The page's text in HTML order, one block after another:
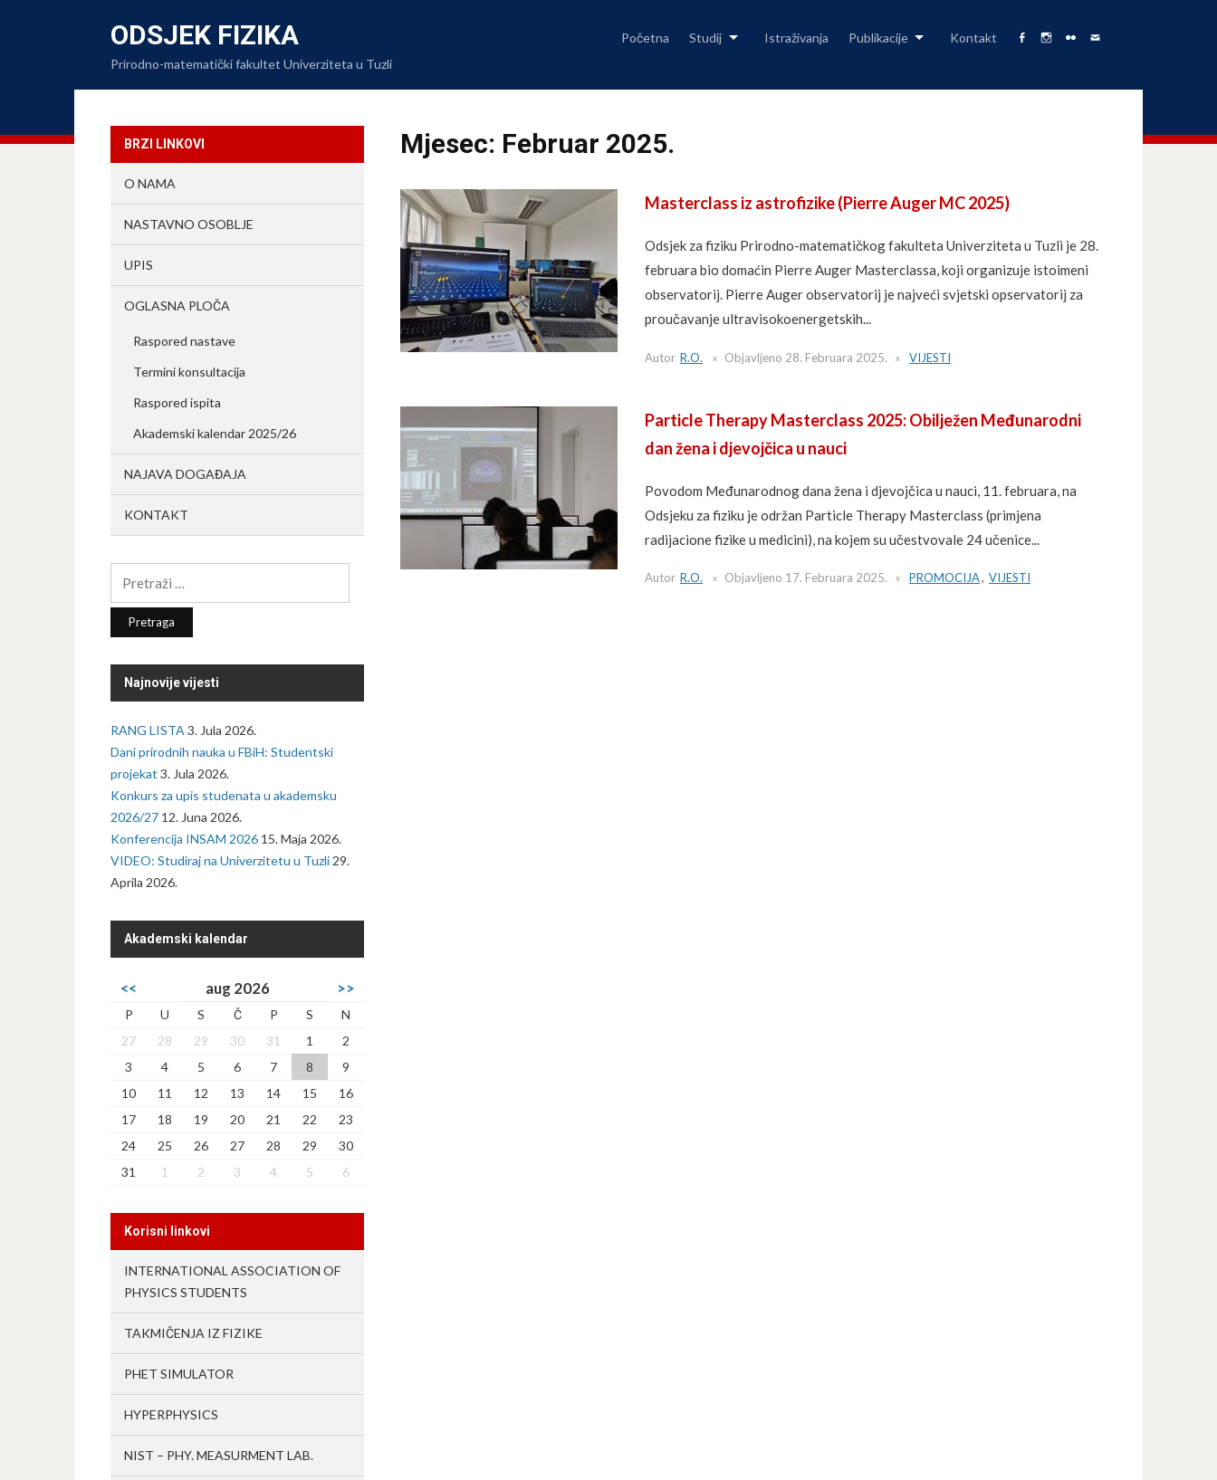
content
ODSJEK FIZIKA
Prirodno-matematički fakultet Univerziteta u Tuzli
Početna Studij Istraživanja Publikacije Kontakt
Mjesec: Februar 2025.
Masterclass iz astrofizike (Pierre Auger MC 2025)
Odsjek za fiziku Prirodno-matematičkog fakulteta Univerziteta u Tuzli je 28.
februara bio domaćin Pierre Auger Masterclassa, koji organizuje istoimeni
observatorij. Pierre Auger observatorij je najveći svjetski opservatorij za
proučavanje ultravisokoenergetskih...
Autor R.O. Objavljeno 28. Februara 2025. VIJESTI
Particle Therapy Masterclass 2025: Obilježen Međunarodni
dan žena i djevojčica u nauci
Povodom Međunarodnog dana žena i djevojčica u nauci, 11. februara, na
Odsjeku za fiziku je održan Particle Therapy Masterclass (primjena
radijacione fizike u medicini), na kojem su učestvovale 24 učenice...
Autor R.O. Objavljeno 17. Februara 2025. PROMOCIJA, VIJESTI
BRZI LINKOVI
O NAMA
NASTAVNO OSOBLJE
UPIS
OGLASNA PLOČA
Raspored nastave
Termini konsultacija
Raspored ispita
Akademski kalendar 2025/26
NAJAVA DOGAĐAJA
KONTAKT
Najnovije vijesti
RANG LISTA 3. Jula 2026.
Dani prirodnih nauka u FBiH: Studentski
projekat 3. Jula 2026.
Konkurs za upis studenata u akademsku
2026/27 12. Juna 2026.
Konferencija INSAM 2026 15. Maja 2026.
VIDEO: Studiraj na Univerzitetu u Tuzli 29.
Aprila 2026.
Akademski kalendar
<< aug 2026 >>
P U S Č P S
N
27
28 29 30 31 1
2
3
4 5 6 7 8
9
10
11 12 13 14 15
16
17
18 19 20 21 22
23
24
25 26 27 28 29
30
31
1 2 3 4 5 6
Korisni linkovi
INTERNATIONAL ASSOCIATION OF
PHYSICS STUDENTS
TAKMIČENJA IZ FIZIKE
PHET SIMULATOR
HYPERPHYSICS
NIST – PHY. MEASURMENT LAB.